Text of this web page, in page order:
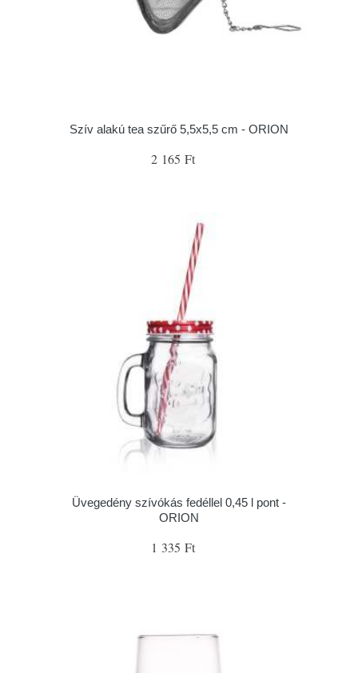
Szív alakú tea szűrő 5,5x5,5 cm - ORION
2 165 Ft
Üvegedény szívókás fedéllel 0,45 l pont -
ORION
1 335 Ft